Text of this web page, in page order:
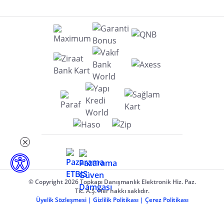
© Copyright 2026 Topkapı Danışmanlık Elektronik Hiz. Paz.
Tic. A.Ş. Her hakkı saklıdır.
Üyelik Sözleşmesi | Gizlilik Politikası | Çerez Politikası